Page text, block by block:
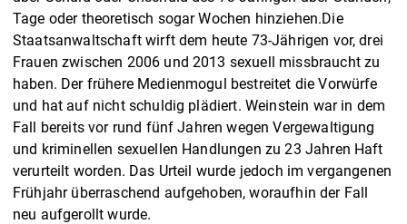
Tage oder theoretisch sogar Wochen hinziehen.Die
Staatsanwaltschaft wirft dem heute 73-Jährigen vor, drei
Frauen zwischen 2006 und 2013 sexuell missbraucht zu
haben. Der frühere Medienmogul bestreitet die Vorwürfe
und hat auf nicht schuldig plädiert. Weinstein war in dem
Fall bereits vor rund fünf Jahren wegen Vergewaltigung
und kriminellen sexuellen Handlungen zu 23 Jahren Haft
verurteilt worden. Das Urteil wurde jedoch im vergangenen
Frühjahr überraschend aufgehoben, woraufhin der Fall
neu aufgerollt wurde.